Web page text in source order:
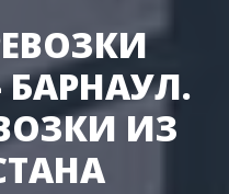
ИЗ